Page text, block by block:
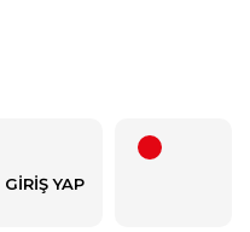
GIRIŞ YAP